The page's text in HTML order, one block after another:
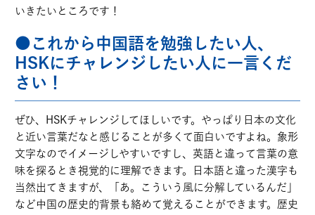
いきたいところです！
●これから中国語を勉強したい人、
HSKにチャレンジしたい人に一言くだ
さい！
ぜひ、HSKチャレンジしてほしいです。やっぱり日本の文化
と近い言葉だなと感じることが多くて面白いですよね。象形
文字なのでイメージしやすいですし、英語と違って言葉の意
味を探るとき視覚的に理解できます。日本語と違った漢字も
当然出てきますが、「あ。こういう風に分解しているんだ」
など中国の歴史的背景も絡めて覚えることができます。歴史